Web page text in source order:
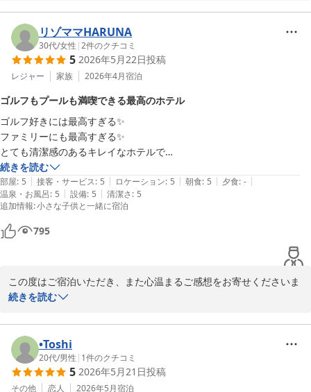
次回お越しの際には、ぜひ館内のレストランやバー、コーヒーラウ
ンジ、スパなど、今回とはまた違ったホテルの魅力もお楽しみいた
だけますと幸いです。
またお迎えできます日をスタッフ一同、心よりお待ち申し上げてお
ります。
ＰＧＭホテルリゾート沖縄（２０２６年４月２５日 先行営業開
始）
2026-06-19
スタッフの対応につきまして、「親切丁寧」とのお言葉を頂戴し、
大変嬉しく拝見いたしました。お客様からのお言葉は、スタッフ一
同にとって何よりの励みでございます。
今回はゴルフ以外の目的で、5歳のお嬢様とご一緒にゆっくりとお
がご家族での大切なご旅行のひとときをお手伝いできましたことを
光栄に感じております。
また、無料シャトルバスや客室、館内の装飾、設備に加え、バッグ
やボトル、冷蔵庫内のお飲み物などのサービスもお楽しみいただけ
たご様子を伺い、大変嬉しく拝見いたしました。
「至れり尽くせりでした」とのお言葉、そして「また訪れたい」と
のお言葉は、私どもにとって大変光栄であり、今後の励みとなりま
これからもお子様から大人の方まで、皆様に快適で思い出に残るご
滞在をご提供できるよう努めてまいります。
しております。
この度はご宿泊ならびに素敵な口コミをお寄せいただき、誠にあり
がとうございました。
リゾママHARUNA
30代/女性 |2件のクチコミ
5 2026年5月22日投稿
レジャー 家族 2026年4月宿泊
ゴルフもプールも満喫できる最高のホテル
ゴルフ好きには最高すぎる✨
ファミリーにも最高すぎる✨
とても清潔感のあるキレイなホテルで
スタッフさんの対応もとっても親切でした☺️
ゴルフ組を待つ間に子供はプールやジャグジーで大喜び👼🏼
大人はサウナやシュミレーションゴルフやバーなどもありのんびりステ
イができました✨
アメニティも豊富でビーチサンダル・ポーチ・水筒など持ち帰る事もで
きました🛍️
朝食は種類が豊富でスムージーもあり女性も子供も大満足な朝でした☕️
続きを読む
部屋: 5 | 接客・サービス: 5 | ロケーション: 5 | 朝食: 5 | 夕食: - |
温泉・お風呂: 5 | 設備: 5 | 清潔さ: 5
追加情報:小さな子供と一緒に宿泊
795
この度はご宿泊いただき、また心温まるご感想をお寄せくださいま
して、誠にありがとうございます。
「ゴルフ好きにもファミリーにも最高のホテル」とのお言葉を頂戴
し、大変嬉しく拝読いたしました。
ご滞在中は、ゴルフはもちろん、プールやジャグジー、サウナ、シ
ミュレーションゴルフ、バーなど、それぞれのお時間を思い思いに
続きを読む
•Toshi
20代/男性 | 1件のクチコミ
5 2026年5月21日投稿
その他 恋人 2026年5月宿泊